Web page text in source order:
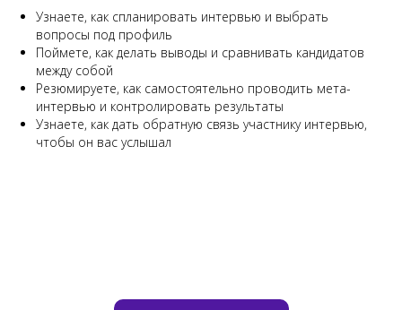
Узнаете, как спланировать интервью и выбрать
вопросы под профиль
Поймете, как делать выводы и сравнивать кандидатов
между собой
Резюмируете, как самостоятельно проводить мета-
интервью и контролировать результаты
Узнаете, как дать обратную связь участнику интервью,
чтобы он вас услышал